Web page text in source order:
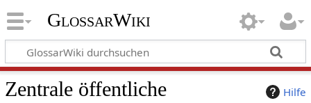
GlossarWiki
Hilfe
Zentrale öffentliche